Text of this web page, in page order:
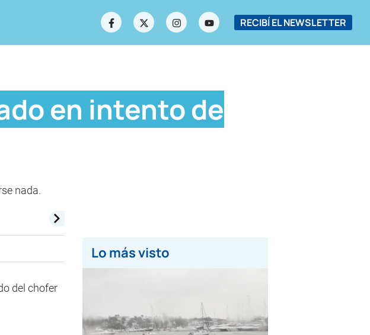
RECIBÍ EL NEWSLETTER
en intento de
nada.
del chofer
Lo más visto